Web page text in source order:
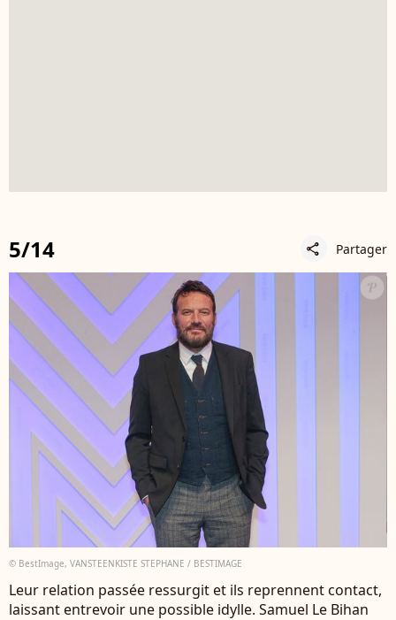
5/14 share Partager
© BestImage, VANSTEENKISTE STEPHANE / BESTIMAGE
Leur relation passée ressurgit et ils reprennent contact,
laissant entrevoir une possible idylle. Samuel Le Bihan